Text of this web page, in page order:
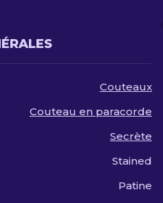
Couteaux
Couteau en paracorde
Secrète
Stained
Patine